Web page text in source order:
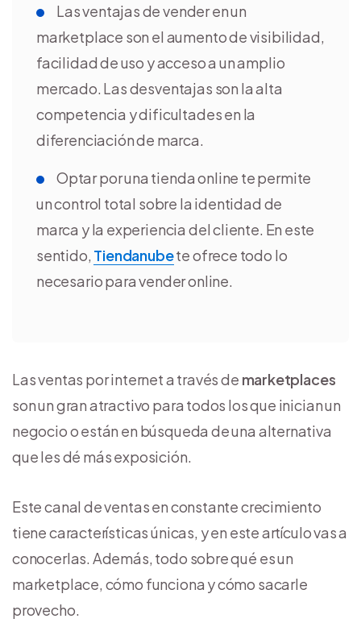
Las ventajas de vender en un
marketplace son el aumento de visibilidad,
facilidad de uso y acceso a un amplio
mercado. Las desventajas son la alta
competencia y dificultades en la
diferenciación de marca.
Optar por una tienda online te permite
un control total sobre la identidad de
marca y la experiencia del cliente. En este
sentido, Tiendanubete ofrece todo lo
necesario para vender online.
Las ventas por internet a través de marketplaces
son un gran atractivo para todos los que inician un
negocio o están en búsqueda de una alternativa
que les dé más exposición.
Este canal de ventas en constante crecimiento
tiene características únicas, y en este artículo vas a
conocerlas. Además, todo sobre qué es un
marketplace, cómo funciona y cómo sacarle
provecho.